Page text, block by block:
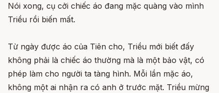
Nói xong, cụ cởi chiếc áo đang mặc quàng vào mình
Triều rồi biến mất.
Từ ngày được áo của Tiên cho, Triều mới biết đấy
không phải là chiếc áo thường mà là một bảo vật, có
phép làm cho người ta tàng hình. Mỗi lần mặc áo,
không một ai nhận ra có anh ở trước mặt. Triều mừng